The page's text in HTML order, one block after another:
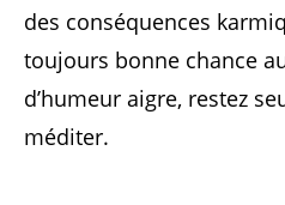
des conséquences
toujours bonne chance
d’humeur aigre, restez
méditer.